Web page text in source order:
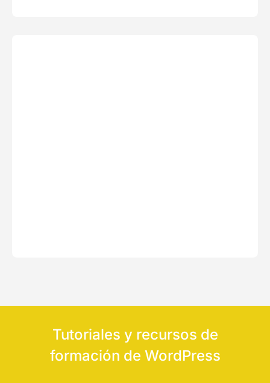
Tutoriales y recursos de
formación de WordPress